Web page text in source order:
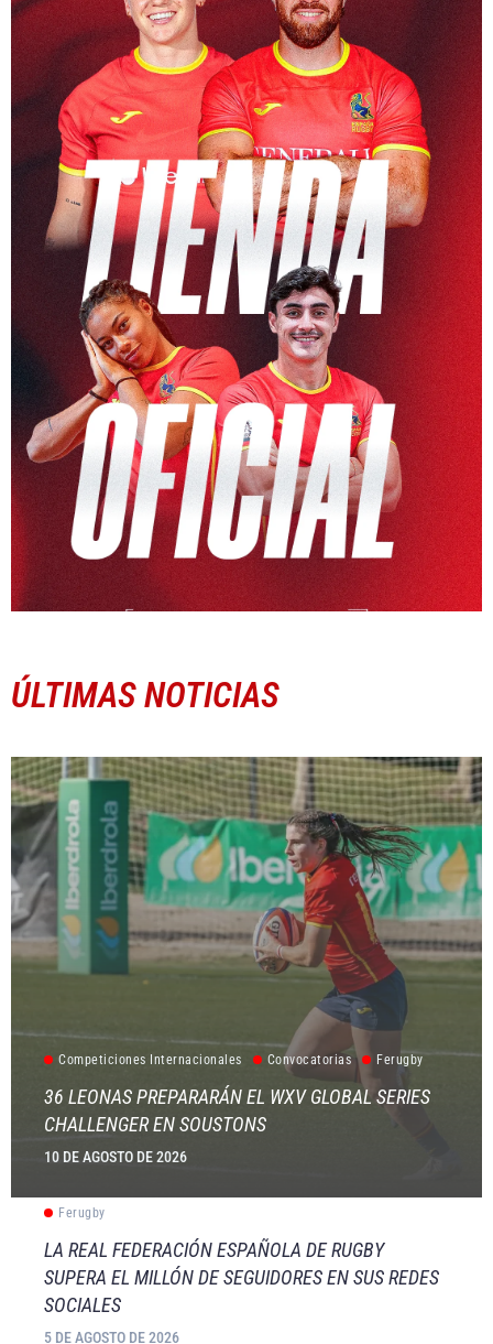
ÚLTIMAS NOTICIAS
Competiciones Internacionales Convocatorias Ferugby
36 LEONAS PREPARARÁN EL WXV GLOBAL SERIES
CHALLENGER EN SOUSTONS
10 DE AGOSTO DE 2026
Ferugby
LA REAL FEDERACIÓN ESPAÑOLA DE RUGBY
SUPERA EL MILLÓN DE SEGUIDORES EN SUS REDES
SOCIALES
5 DE AGOSTO DE 2026